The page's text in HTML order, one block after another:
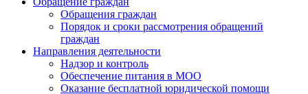
Обращения граждан
Порядок и сроки рассмотрения обращений
граждан
Направления деятельности
Надзор и контроль
Обеспечение питания в МОО
Оказание бесплатной юридической помощи